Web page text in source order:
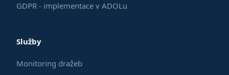
GDPR - implementace v ADOLu
Služby
Monitoring dražeb